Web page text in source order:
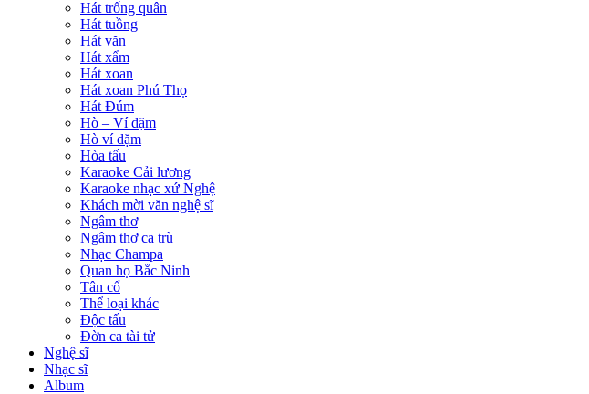
Hát trống quân
Hát tuồng
Hát văn
Hát xẩm
Hát xoan
Hát xoan Phú Thọ
Hát Đúm
Hò – Ví dặm
Hò ví dặm
Hòa tấu
Karaoke Cải lương
Karaoke nhạc xứ Nghệ
Khách mời văn nghệ sĩ
Ngâm thơ
Ngâm thơ ca trù
Nhạc Champa
Quan họ Bắc Ninh
Tân cổ
Thể loại khác
Độc tấu
Đờn ca tài tử
Nghệ sĩ
Nhạc sĩ
Album